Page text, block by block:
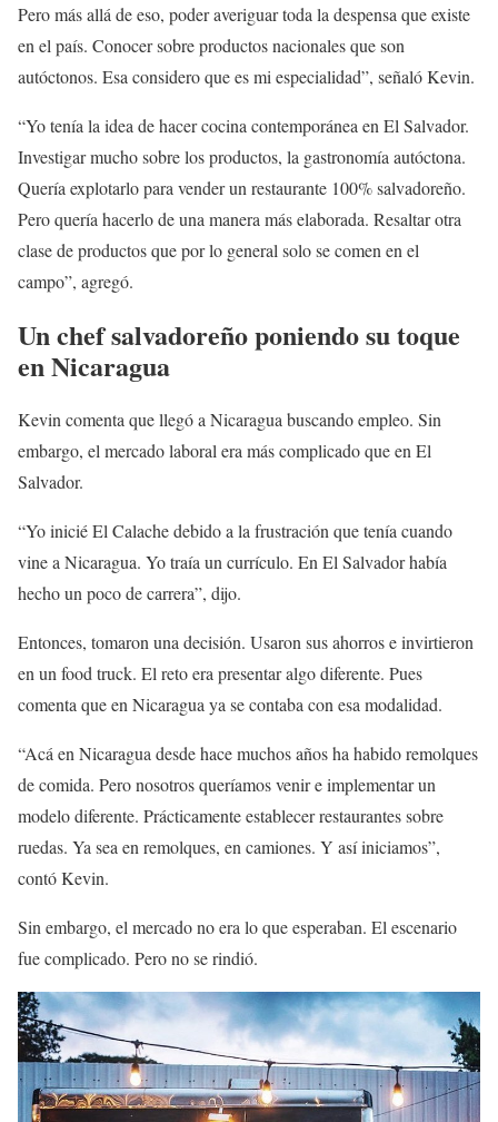
Pero más allá de eso, poder averiguar toda la despensa que existe
en el país. Conocer sobre productos nacionales que son
autóctonos. Esa considero que es mi especialidad”, señaló Kevin.
“Yo tenía la idea de hacer cocina contemporánea en El Salvador.
Investigar mucho sobre los productos, la gastronomía autóctona.
Quería explotarlo para vender un restaurante 100% salvadoreño.
Pero quería hacerlo de una manera más elaborada. Resaltar otra
clase de productos que por lo general solo se comen en el
campo”, agregó.
Un chef salvadoreño poniendo su toque
en Nicaragua
Kevin comenta que llegó a Nicaragua buscando empleo. Sin
embargo, el mercado laboral era más complicado que en El
Salvador.
“Yo inicié El Calache debido a la frustración que tenía cuando
vine a Nicaragua. Yo traía un currículo. En El Salvador había
hecho un poco de carrera”, dijo.
Entonces, tomaron una decisión. Usaron sus ahorros e invirtieron
en un food truck. El reto era presentar algo diferente. Pues
comenta que en Nicaragua ya se contaba con esa modalidad.
“Acá en Nicaragua desde hace muchos años ha habido remolques
de comida. Pero nosotros queríamos venir e implementar un
modelo diferente. Prácticamente establecer restaurantes sobre
ruedas. Ya sea en remolques, en camiones. Y así iniciamos”,
contó Kevin.
Sin embargo, el mercado no era lo que esperaban. El escenario
fue complicado. Pero no se rindió.